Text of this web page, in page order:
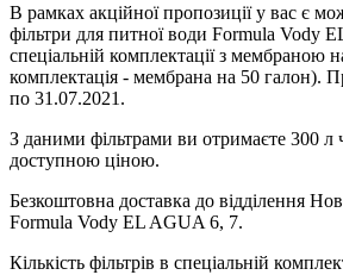
В рамках акційної пропозиції у вас є
фільтри для питної води Formula Vody
спеціальній комплектації з мембраною
комплектація - мембрана на 50 галон).
по 31.07.2021.
З даними фільтрами ви отримаєте 300 л
доступною ціною.
Безкоштовна доставка до відділення
Formula Vody EL AGUA 6, 7.
Кількість фільтрів в спеціальній